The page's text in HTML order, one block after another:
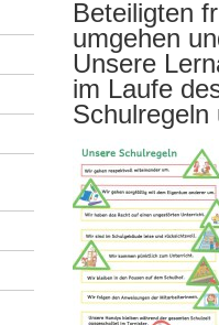
Beteiligten
umgehen
Unsere
im Laufe